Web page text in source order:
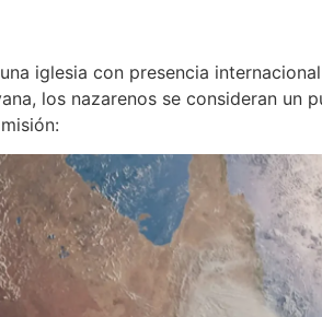
iglesia con presencia
los nazarenos se consideran un